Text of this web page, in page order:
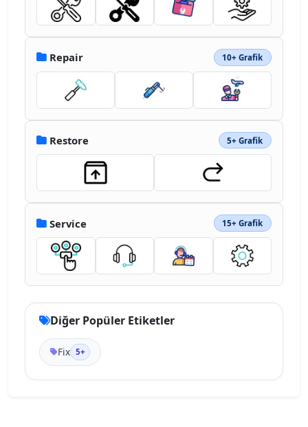
Repair 10+ Grafik
Restore 5+ Grafik
Service 15+ Grafik
Diğer Popüler Etiketler
Fix 5+